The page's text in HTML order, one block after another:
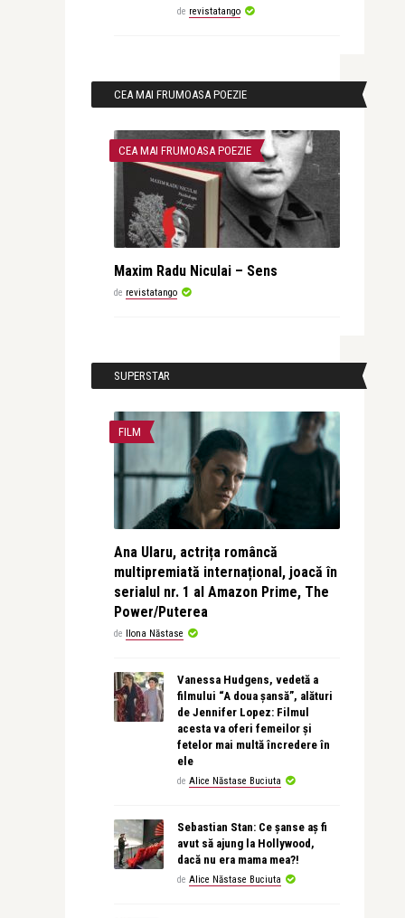
de revistatango
CEA MAI FRUMOASA POEZIE
CEA MAI FRUMOASA POEZIE
Maxim Radu Niculai – Sens
de revistatango
SUPERSTAR
FILM
Ana Ularu, actrița româncă
multipremiată internațional, joacă în
serialul nr. 1 al Amazon Prime, The
Power/Puterea
de Ilona Năstase
Vanessa Hudgens, vedetă a
filmului “A doua șansă”, alături
de Jennifer Lopez: Filmul
acesta va oferi femeilor și
fetelor mai multă încredere în
ele
de Alice Năstase Buciuta
Sebastian Stan: Ce șanse aș fi
avut să ajung la Hollywood,
dacă nu era mama mea?!
de Alice Năstase Buciuta